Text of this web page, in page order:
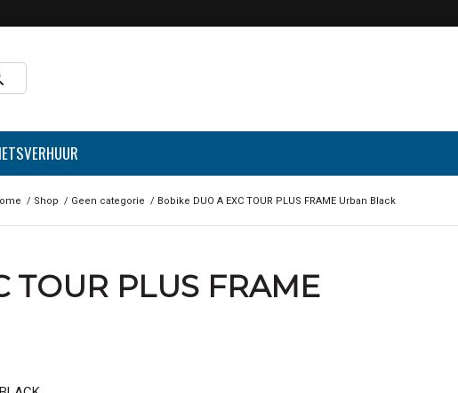
/ Shop / Geen categorie / Bobike DUO A EXC TOUR PLUS FRAME Urban Black
TOUR PLUS FRAME